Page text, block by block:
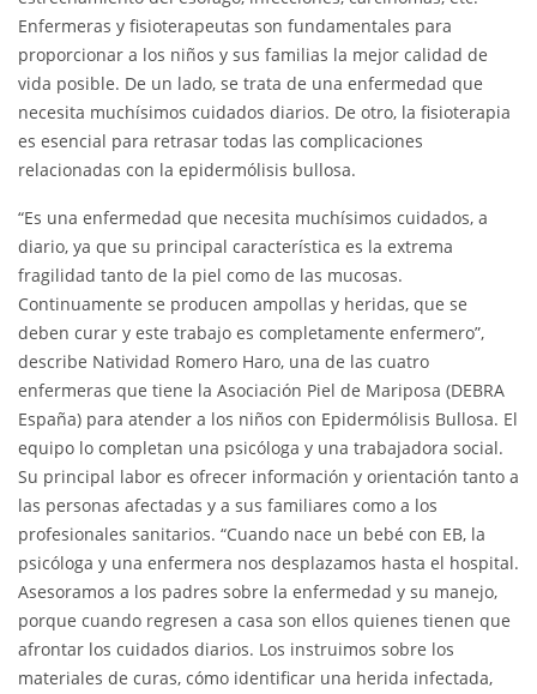
Enfermeras y fisioterapeutas son fundamentales para
proporcionar a los niños y sus familias la mejor calidad de
vida posible. De un lado, se trata de una enfermedad que
necesita muchísimos cuidados diarios. De otro, la fisioterapia
es esencial para retrasar todas las complicaciones
relacionadas con la epidermólisis bullosa.
“Es una enfermedad que necesita muchísimos cuidados, a
diario, ya que su principal característica es la extrema
fragilidad tanto de la piel como de las mucosas.
Continuamente se producen ampollas y heridas, que se
deben curar y este trabajo es completamente enfermero”,
describe Natividad Romero Haro, una de las cuatro
enfermeras que tiene la Asociación Piel de Mariposa (DEBRA
España) para atender a los niños con Epidermólisis Bullosa. El
equipo lo completan una psicóloga y una trabajadora social.
Su principal labor es ofrecer información y orientación tanto a
las personas afectadas y a sus familiares como a los
profesionales sanitarios. “Cuando nace un bebé con EB, la
psicóloga y una enfermera nos desplazamos hasta el hospital.
Asesoramos a los padres sobre la enfermedad y su manejo,
porque cuando regresen a casa son ellos quienes tienen que
afrontar los cuidados diarios. Los instruimos sobre los
materiales de curas, cómo identificar una herida infectada,